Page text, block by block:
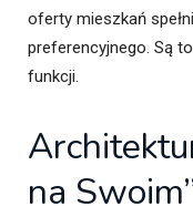
oferty mieszkań
preferencyjnego. Są
funkcji.
na